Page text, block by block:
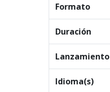
Formato
Duración
Lanzamiento
Idioma(s)